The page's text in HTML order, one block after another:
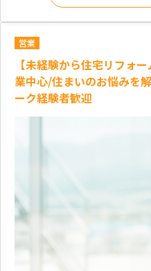
営業
【未経験から住宅リフォ
業中心/住まいのお悩みを
ーク経験者歓迎